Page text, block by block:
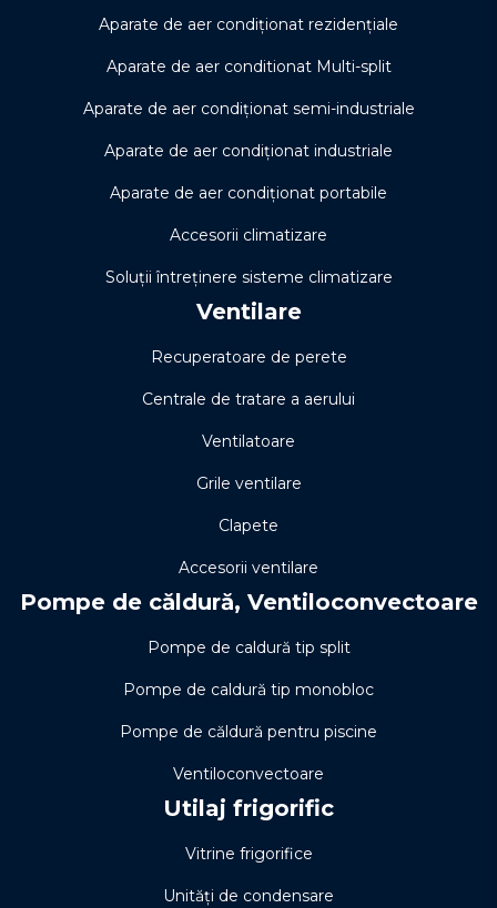
Aparate de aer condiționat rezidențiale
Aparate de aer conditionat Multi-split
Aparate de aer condiționat semi-industriale
Aparate de aer condiționat industriale
Aparate de aer condiționat portabile
Accesorii climatizare
Soluţii întreţinere sisteme climatizare
Ventilare
Recuperatoare de perete
Centrale de tratare a aerului
Ventilatoare
Grile ventilare
Clapete
Accesorii ventilare
Pompe de căldură, Ventiloconvectoare
Pompe de caldură tip split
Pompe de caldură tip monobloc
Pompe de căldură pentru piscine
Ventiloconvectoare
Utilaj frigorific
Vitrine frigorifice
Unități de condensare